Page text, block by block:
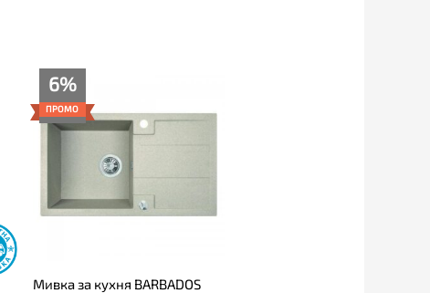
6%
ПРОМО
Мивка за кухня BARBADOS
was:
179.00€.169.00€.